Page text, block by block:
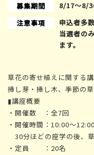
募集期間
8/17～8/
注意事項
申込者多
当選者の
ます。
草花の寄せ植えに関する講
挿し芽・挿し木、季節の
▮講座概要
・開催数 ：全7回
・開催時間：10:00～12:00
30分ほどの座学の後、
・定員 ：20名